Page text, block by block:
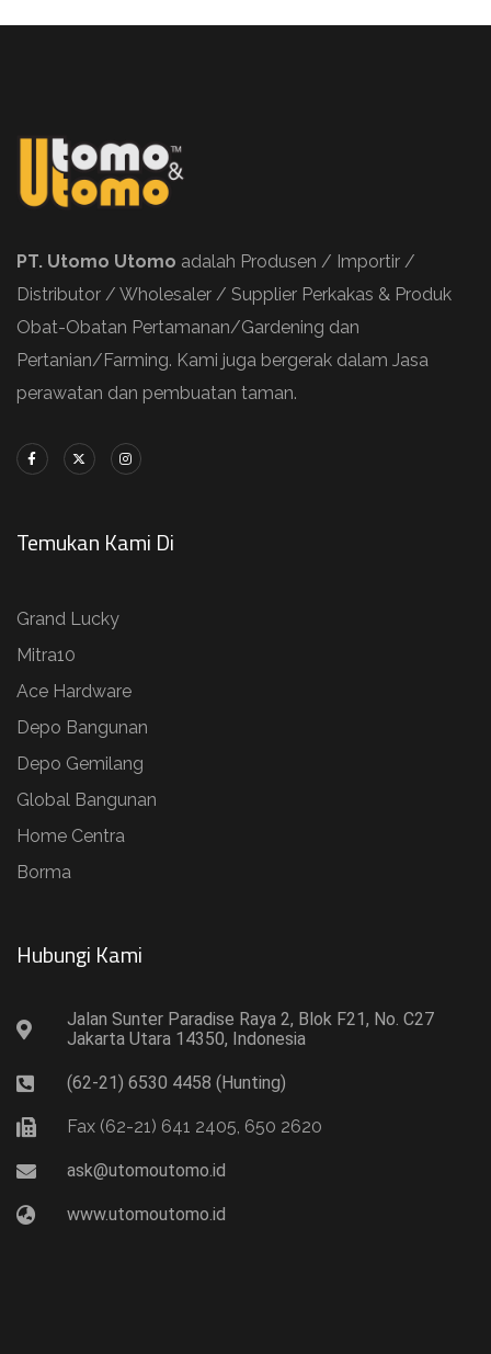
PT. Utomo Utomo adalah Produsen / Importir /
Distributor / Wholesaler / Supplier Perkakas & Produk
Obat-Obatan Pertamanan/Gardening dan
Pertanian/Farming. Kami juga bergerak dalam Jasa
perawatan dan pembuatan taman.
Temukan Kami Di
Grand Lucky
Mitra10
Ace Hardware
Depo Bangunan
Depo Gemilang
Global Bangunan
Home Centra
Borma
Hubungi Kami​
Jalan Sunter Paradise Raya 2, Blok F21, No. C27
Jakarta Utara 14350, Indonesia
(62-21) 6530 4458 (Hunting)
Fax (62-21) 641 2405, 650 2620
ask@utomoutomo.id
www.utomoutomo.id